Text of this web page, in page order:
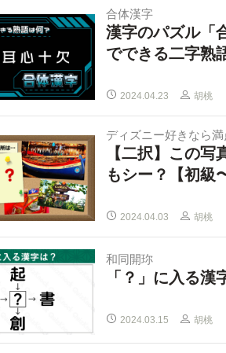
合体漢字
漢字のパズル「
でできる二字熟
2024.04.23 胡桃
ディズニー好きなら満
【二択】この
もシー？【初級
2024.04.03 胡桃
和同開珎
「？」に入る
2024.03.15 胡桃